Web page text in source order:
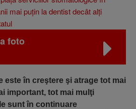
foto
este în creştere şi atrage tot mai
important, tot mai mulţi
sunt în continuare